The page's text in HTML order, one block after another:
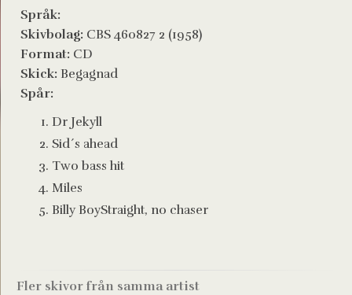
Språk:
Skivbolag: CBS 460827 2 (1958)
Format: CD
Skick: Begagnad
Spår:
Dr Jekyll
Sid´s ahead
Two bass hit
Miles
Billy BoyStraight, no chaser
Fler skivor från samma artist